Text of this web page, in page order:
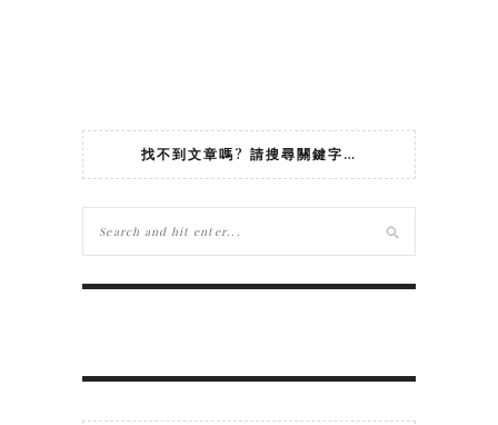
找不到文章嗎? 請搜尋關鍵字…